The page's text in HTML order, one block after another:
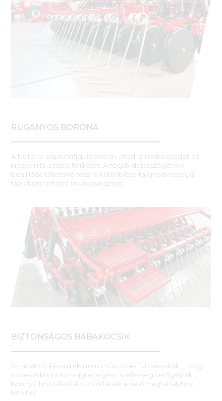
RUGANYOS BORONA
A borona alapkonfigurációban elfedi a nedvességet és
kiegyenlíti a tábla felületét. A fogak dőlésszögének
beállítása lehetővé teszi a különböző talajnedvességű
táblákon történő munkavégzést.
BIZTONSÁGOS BABAKOCSIK
Az acélból készültek nem csúszósak futódeszkák , hogy
növekedés biztonság az egész szélesség vetőgépek ,
könnyű hozzáférést biztosítanak a vetőmagtartályhoz
letöltés.